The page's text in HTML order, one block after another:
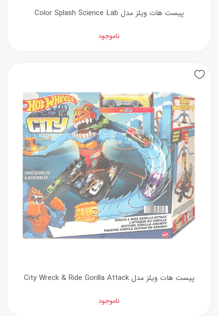
پیست هات ویلز مدل Color Splash Science Lab
ناموجود
پیست هات ویلز مدل City Wreck & Ride Gorilla Attack
ناموجود